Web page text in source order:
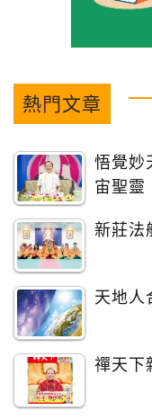
熱門文章
悟覺
宙聖靈
新莊法
天地
禪天下